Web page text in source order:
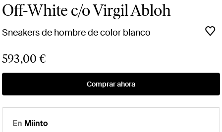
Off-White c/o Virgil Abloh
Sneakers de hombre de color blanco
593,00 €
Comprar ahora
En Miinto